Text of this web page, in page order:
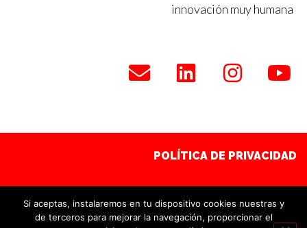
innovación muy humana
POLÍTICA DE PRIVACIDAD
Si aceptas, instalaremos en tu dispositivo cookies nuestras y
de terceros para mejorar la navegación, proporcionar el